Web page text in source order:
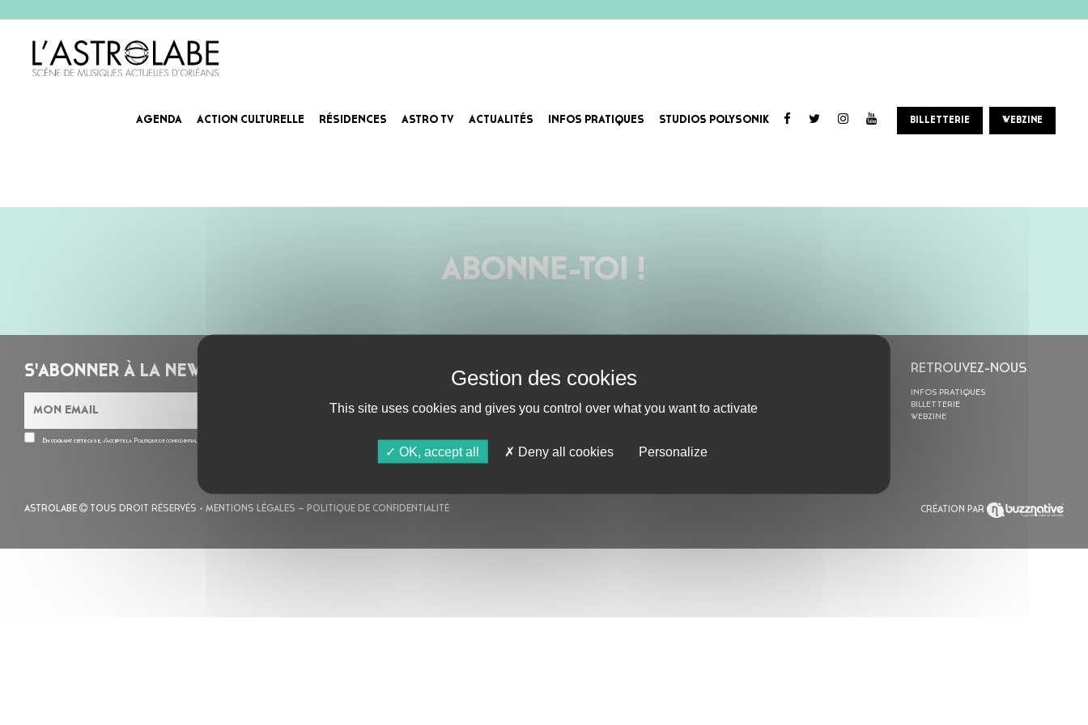
AGENDA ACTION CULTURELLE RÉSIDENCES ASTRO TV ACTUALITÉS INFOS PRATIQUES STUDIOS POLYSONIK BILLETTERIE WEBZINE
ABONNE-TOI !
S'ABONNER À LA NEWSLETTER
En cochant cette case, j’accepte la Politique de confidentialité
AU PROGRAMME
ASTRO TV
RÉSIDENCES
RETROUVEZ-NOUS
INFOS PRATIQUES
BILLETTERIE
WEBZINE
ASTROLABE TOUS DROIT RÉSERVÉS - MENTIONS LÉGALES – POLITIQUE DE CONFIDENTIALITÉ CRÉATION PAR
This site uses cookies and gives you control over what you want to activate
OK, accept all Deny all cookies Personalize